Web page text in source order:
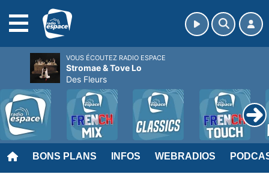
BONS PLANS INFOS WEBRADIOS
VOUS ÉCOUTEZ RADIO ESPACE
Stromae & Tove Lo
Des Fleurs